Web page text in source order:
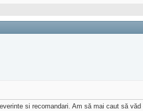
si recomandari. Am să mai caut să